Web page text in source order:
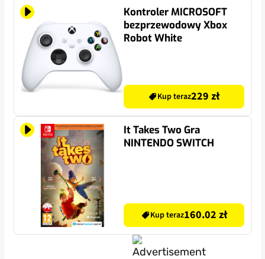
Kontroler MICROSOFT
bezprzewodowy Xbox
Robot White
Kup teraz229 zł
It Takes Two Gra
NINTENDO SWITCH
Kup teraz160.02 zł